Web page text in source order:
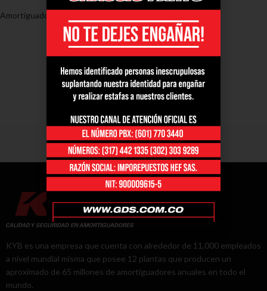
Amortiguadores
KYB es una empresa que cuenta con alrededor de 11,000 empleados
a nivel mundial misma que posee 12 plantas que producen un
aproximado de 65 millones de amortiguadores anuales en todo el
mundo.